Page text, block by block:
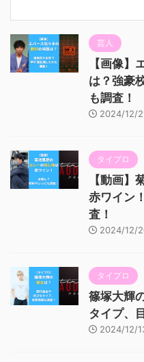
芸人
【画像】
は？強豪
も調査！
2024/12/
タイプロ
【動画】
赤ワイン
査！
2024/12/
タイプロ
篠塚大輝
タイプ、
2024/12/